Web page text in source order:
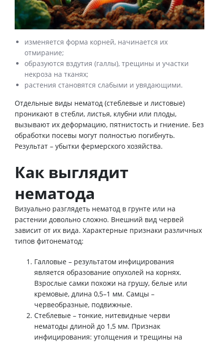
изменяется форма корней, начинается их
отмирание;
образуются вздутия (галлы), трещины и участки
некроза на тканях;
растения становятся слабыми и увядающими.
Отдельные виды нематод (стеблевые и листовые)
проникают в стебли, листья, клубни или плоды,
вызывают их деформацию, пятнистость и гниение. Без
обработки посевы могут полностью погибнуть.
Результат – убытки фермерского хозяйства.
Как выглядит
нематода
Визуально разглядеть нематод в грунте или на
растении довольно сложно. Внешний вид червей
зависит от их вида. Характерные признаки различных
типов фитонематод:
Галловые – результатом инфицирования
является образование опухолей на корнях.
Взрослые самки похожи на грушу, белые или
кремовые, длина 0,5–1 мм. Самцы –
червеобразные, подвижные.
Стеблевые – тонкие, нитевидные черви
нематоды длиной до 1,5 мм. Признак
инфицирования: утолщения и трещины на